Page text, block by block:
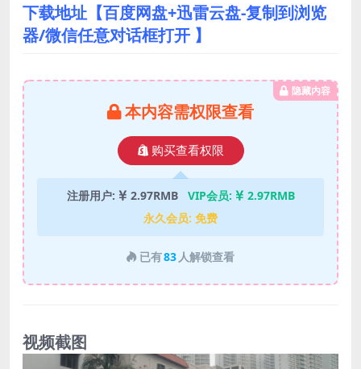
下载地址【百度网盘+迅雷云盘-复制到浏览
器/微信任意对话框打开 】
隐藏内容
本内容需权限查看
购买查看权限
注册用户: 2.97RMB VIP会员:
2.97RMB
永久会员: 免费
已有83 人解锁查看
视频截图